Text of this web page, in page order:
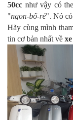
50cc như vậy có
"ngon-bổ-rẻ". Nó có
Hãy cùng mình
tin cơ bản nhất về